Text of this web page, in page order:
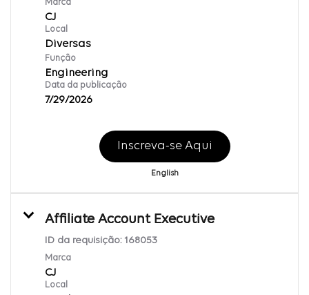
Marca
CJ
Local
Diversas
Função
Engineering
Data da publicação
7/29/2026
Inscreva-se Aqui
English
Affiliate Account Executive
ID da requisição: 168053
Marca
CJ
Local